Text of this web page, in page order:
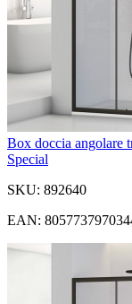
Box doccia angolare
Special
SKU: 892640
EAN: